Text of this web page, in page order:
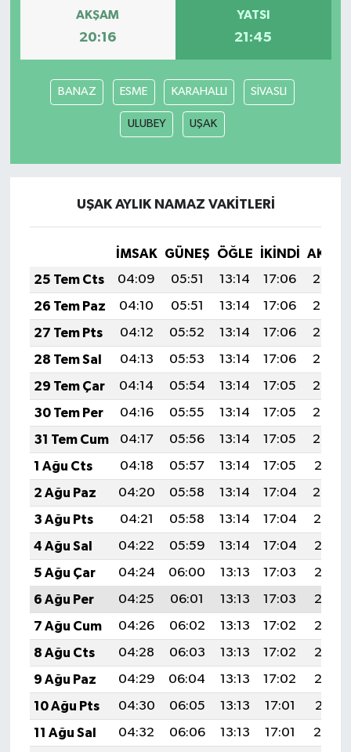
AKŞAM
20:16
YATSI
21:45
BANAZ ESME KARAHALLI SİVASLI
ULUBEY UŞAK
UŞAK AYLIK NAMAZ VAKITLERI
İMSAK GÜNEŞ ÖĞLE İKINDI
25 Tem Cts
04:09 05:51 13:14 17:06
20:27
26 Tem Paz
04:10 05:51 13:14 17:06
20:26
27 Tem Pts
04:12 05:52 13:14 17:06
20:26
28 Tem Sal
04:13 05:53 13:14 17:06
20:25
29 Tem Çar
04:14 05:54 13:14 17:05
20:24
30 Tem Per
04:16 05:55 13:14 17:05
20:23
31 Tem Cum
04:17 05:56 13:14 17:05
20:22
1 Ağu Cts
04:18 05:57 13:14 17:05
20:21
2 Ağu Paz
04:20 05:58 13:14 17:04
20:20
3 Ağu Pts
04:21 05:58 13:14 17:04
20:19
4 Ağu Sal
04:22 05:59 13:14 17:04
20:18
5 Ağu Çar
04:24 06:00 13:13 17:03
20:17
6 Ağu Per
04:25 06:01 13:13 17:03
20:16
7 Ağu Cum
04:26 06:02 13:13 17:02
20:15
8 Ağu Cts
04:28 06:03 13:13 17:02
20:13
9 Ağu Paz
04:29 06:04 13:13 17:02
20:12
10 Ağu Pts
04:30 06:05 13:13 17:01
20:11
11 Ağu Sal
04:32 06:06 13:13 17:01
20:10
Siyaset
Tarım ve Ekonomi
Ulusal
Yaşam